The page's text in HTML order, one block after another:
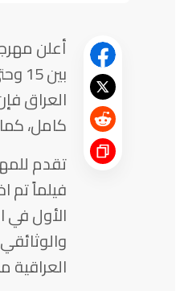
أعلن
العراق
كامل،
فيلماً تم
الأول في